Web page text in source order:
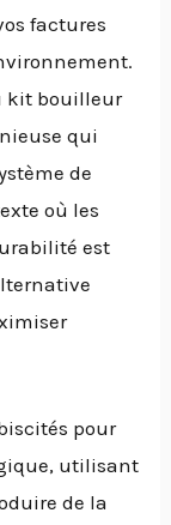
factures
kit bouilleur
qui
de
où les
est
pour
utilisant
de la